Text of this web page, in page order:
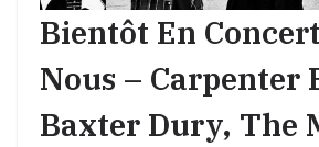
Bientôt En
Nous – Carpenter
Baxter Dury, The